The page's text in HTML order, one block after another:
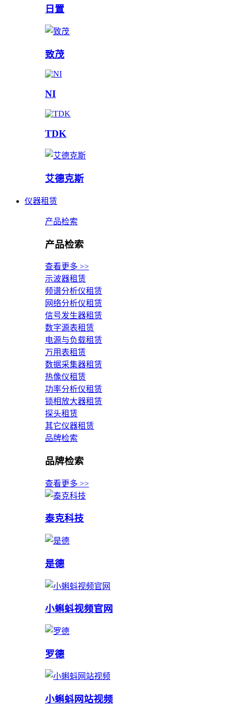
日置
致茂
NI
TDK
艾德克斯
仪器租赁
产品检索
产品检索
查看更多 >>
示波器租赁
频谱分析仪租赁
网络分析仪租赁
信号发生器租赁
数字源表租赁
电源与负载租赁
万用表租赁
数据采集器租赁
热像仪租赁
功率分析仪租赁
锁相放大器租赁
探头租赁
其它仪器租赁
品牌检索
品牌检索
查看更多 >>
泰克科技
是德
小蝌蚪视频官网
罗德
小蝌蚪网站视频